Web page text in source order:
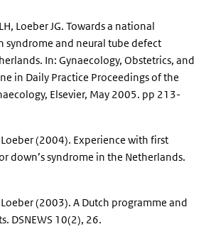
Loeber JG. Towards a national
syndrome and neural tube defect
In: Gynaecology, Obstetrics, and
in Daily Practice Proceedings of the
Elsevier, May 2005. pp 213-
Loeber (2004). Experience with first
down’s syndrome in the Netherlands.
Loeber (2003). A Dutch programme and
DSNEWS 10(2), 26.